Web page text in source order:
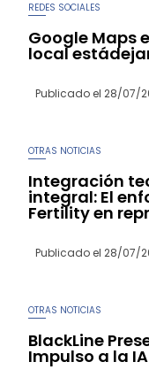
REDES SOCIALES
Google Maps
local
Publicado el 28/07/
OTRAS NOTICIAS
Integración
integral: El
Fertility en
Publicado el 28/07/
OTRAS NOTICIAS
BlackLine
Impulso a la